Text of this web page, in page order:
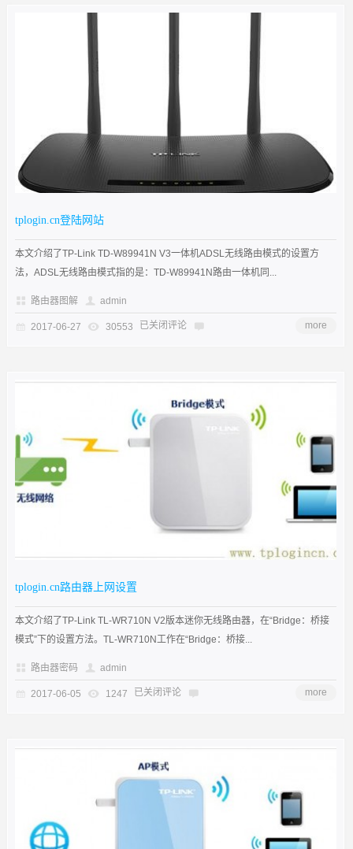
tplogin.cn登陆网站
本文介绍了TP-Link TD-W89941N V3一体机ADSL无线路由模式的设置方
法，ADSL无线路由模式指的是：TD-W89941N路由一体机同...
路由器图解 admin
2017-06-27 30553 已关闭评论 more
tplogin.cn路由器上网设置
本文介绍了TP-Link TL-WR710N V2版本迷你无线路由器，在“Bridge：桥接
模式”下的设置方法。TL-WR710N工作在“Bridge：桥接...
路由器密码 admin
2017-06-05 1247 已关闭评论 more